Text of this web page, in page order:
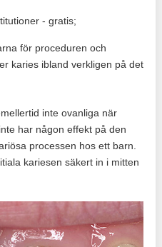
- gratis;
för proceduren och
karies ibland verkligen på det
inte ovanliga när
har någon effekt på den
processen hos ett barn.
kariesen säkert in i mitten